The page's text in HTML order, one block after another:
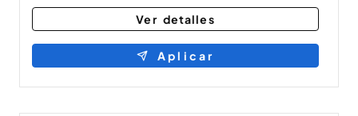
Ver detalles
Aplicar